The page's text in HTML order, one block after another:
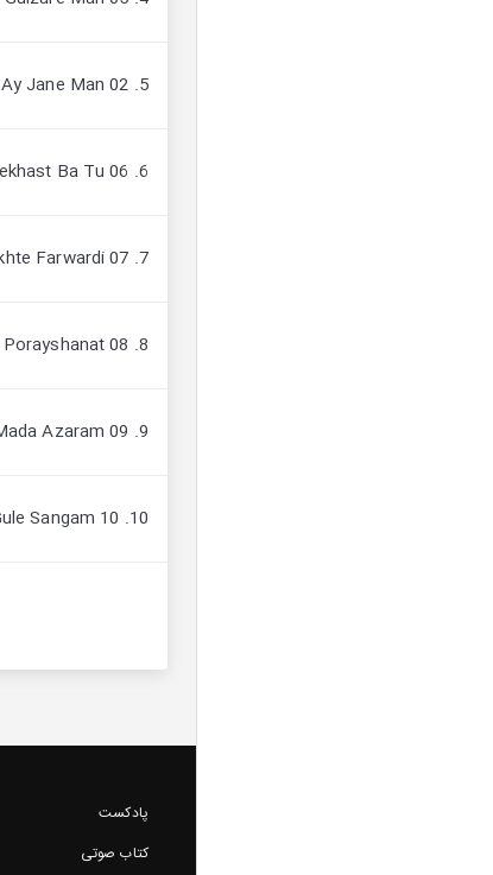
5. 02 Baz Amadi Ay Jane Man
6. 06 Delat Mekhast Ba Tu
7. 07 Choon Darakhte Farwardi
8. 08 Gar Zolfe Porayshanat
9. 09 Guftum Ka Naro Mada Azaram
10. 10 Gule Sangam Gule Sangam
پادکست
کتاب صوتی